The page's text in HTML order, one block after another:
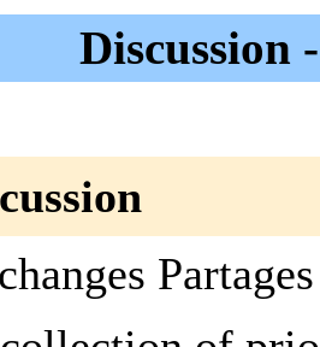
Discussion
Partages